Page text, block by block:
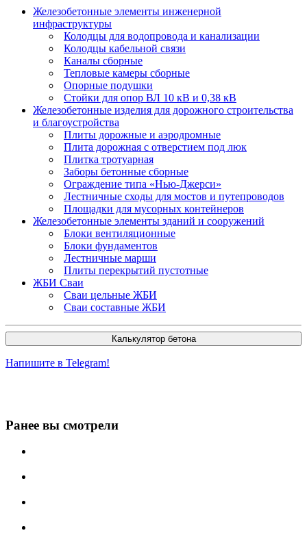
Железобетонные элементы инженерной
инфраструктуры
Колодцы для водопровода и канализации
Колодцы кабельной связи
Каналы сборные
Тепловые камеры сборные
Опорные подушки
Стойки для опор ВЛ 10 кВ и 0,38 кВ
Железобетонные изделия для дорожного строительства
и благоустройства
Плиты дорожные и аэродромные
Плита дорожная с отверстием под люк
Плитка тротуарная
Заборы бетонные сборные
Ограждение типа «Нью-Джерси»
Лестничные сходы для мостов и путепроводов
Площадки для мусорных контейнеров
Железобетонные элементы зданий и сооружений
Блоки вентиляционные
Блоки фундаментов
Лестничные марши
Плиты перекрытий пустотные
ЖБИ Сваи
Сваи цельные ЖБИ
Сваи составные ЖБИ
Калькулятор бетона
Напишите в Telegram!
Ранее вы смотрели